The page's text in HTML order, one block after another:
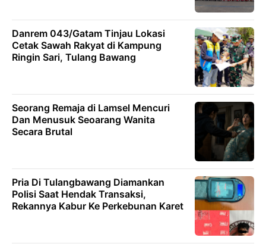
Danrem 043/Gatam Tinjau Lokasi
Cetak Sawah Rakyat di Kampung
Ringin Sari, Tulang Bawang
Seorang Remaja di Lamsel Mencuri
Dan Menusuk Seoarang Wanita
Secara Brutal
Pria Di Tulangbawang Diamankan
Polisi Saat Hendak Transaksi,
Rekannya Kabur Ke Perkebunan Karet